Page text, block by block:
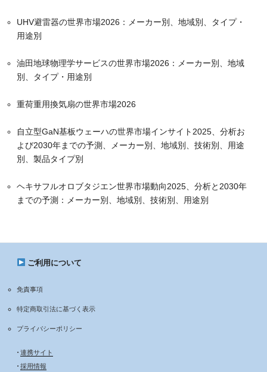
UHV避雷器の世界市場2026：メーカー別、地域別、タイプ・
用途別
油田地球物理学サービスの世界市場2026：メーカー別、地域
別、タイプ・用途別
重荷重用換気扇の世界市場2026
自立型GaN基板ウェーハの世界市場インサイト2025、分析お
よび2030年までの予測、メーカー別、地域別、技術別、用途
別、製品タイプ別
ヘキサフルオロブタジエン世界市場動向2025、分析と2030年
までの予測：メーカー別、地域別、技術別、用途別
ご利用について
免責事項
特定商取引法に基づく表示
プライバシーポリシー
• 連携サイト
• 採用情報